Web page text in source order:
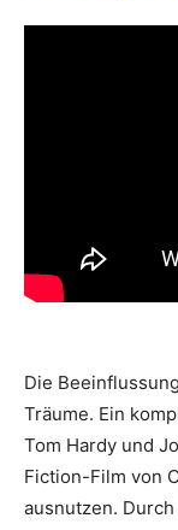
Die
Träume. Ein
Tom Hardy und
Fiction-Film von
ausnutzen.